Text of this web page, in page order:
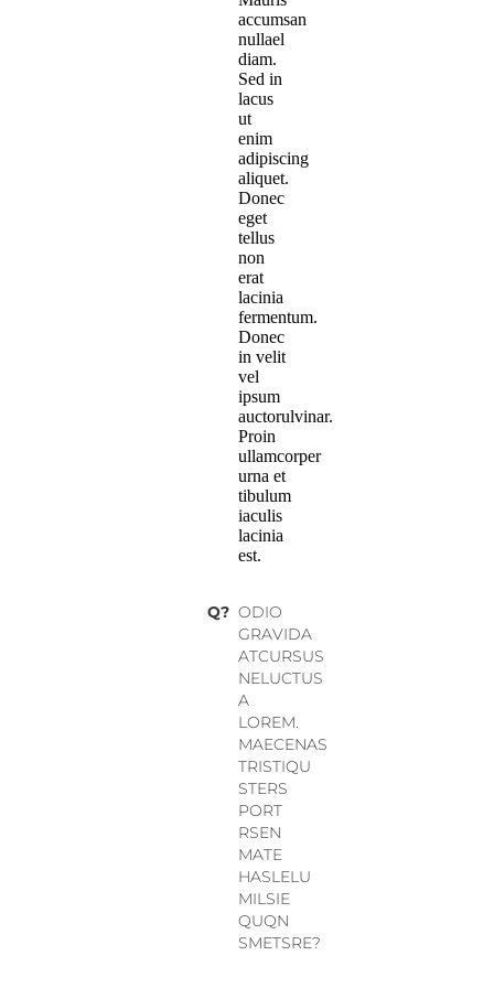
accumsan
nullael
diam.
Sed in
lacus
ut
enim
adipiscing
aliquet.
Donec
eget
tellus
non
erat
lacinia
fermentum.
Donec
in velit
vel
ipsum
auctorulvinar.
Proin
ullamcorper
urna et
tibulum
iaculis
lacinia
est.
Q? ODIO
GRAVIDA
ATCURSUS
NELUCTUS
A
LOREM.
MAECENAS
TRISTIQU
STERS
PORT
RSEN
MATE
HASLELU
MILSIE
QUQN
SMETSRE?